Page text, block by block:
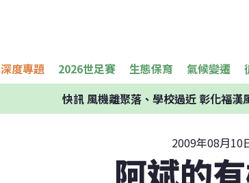
深度專題 2026世足賽 生態保育 氣候變遷
快訊風機離聚落、學校過近 彰化福漢
2009年08月10
阿斌的